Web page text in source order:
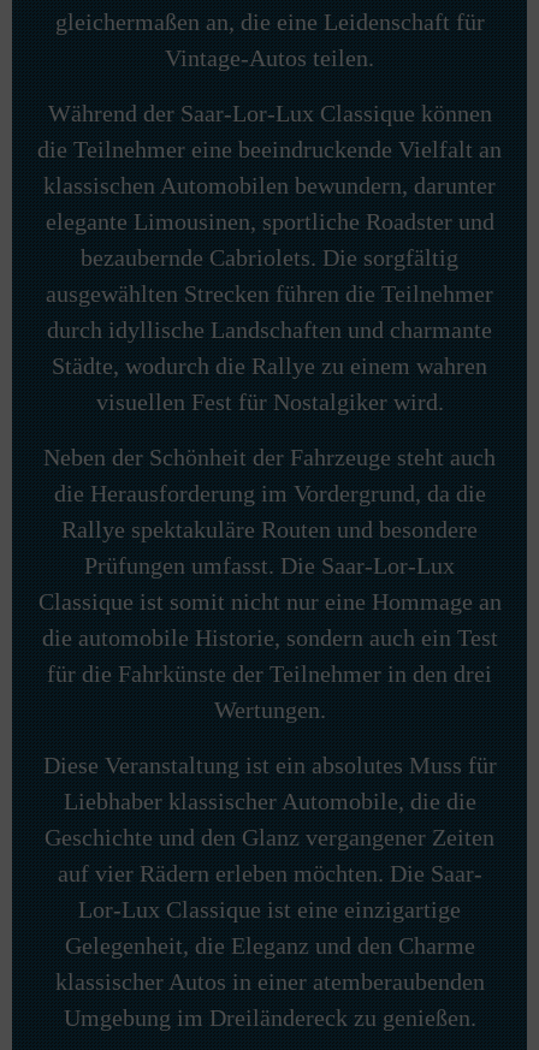
gleichermaßen an, die eine Leidenschaft für
Vintage-Autos teilen.
Während der Saar-Lor-Lux Classique können
die Teilnehmer eine beeindruckende Vielfalt an
klassischen Automobilen bewundern, darunter
elegante Limousinen, sportliche Roadster und
bezaubernde Cabriolets. Die sorgfältig
ausgewählten Strecken führen die Teilnehmer
durch idyllische Landschaften und charmante
Städte, wodurch die Rallye zu einem wahren
visuellen Fest für Nostalgiker wird.
Neben der Schönheit der Fahrzeuge steht auch
die Herausforderung im Vordergrund, da die
Rallye spektakuläre Routen und besondere
Prüfungen umfasst. Die Saar-Lor-Lux
Classique ist somit nicht nur eine Hommage an
die automobile Historie, sondern auch ein Test
für die Fahrkünste der Teilnehmer in den drei
Wertungen.
Diese Veranstaltung ist ein absolutes Muss für
Liebhaber klassischer Automobile, die die
Geschichte und den Glanz vergangener Zeiten
auf vier Rädern erleben möchten. Die Saar-
Lor-Lux Classique ist eine einzigartige
Gelegenheit, die Eleganz und den Charme
klassischer Autos in einer atemberaubenden
Umgebung im Dreiländereck zu genießen.